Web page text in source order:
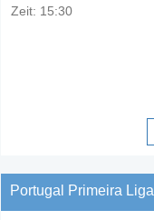
Zeit: 15:30
Portugal Primeira Liga